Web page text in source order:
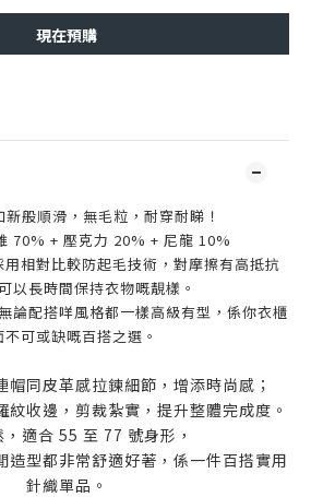
現在預購
新般順滑，無毛粒，耐穿耐睇！
70% + 壓克力 20% + 尼龍 10%
用相對比較防起毛技術，對摩擦有高抵抗
以長時間保持衣物嘅靚樣。
論配搭咩風格都一樣高級有型，係你衣櫃
不可或缺嘅百搭之選。
帽同皮革感拉鍊細節，增添時尚感；
紋收邊，剪裁紮實，提升整體完成度。
適合 55 至 77 號身形，
造型都非常舒適好著，係一件百搭實用
針織單品。